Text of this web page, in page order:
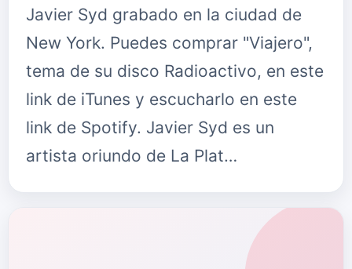
Javier Syd grabado en la ciudad de
New York. Puedes comprar "Viajero",
tema de su disco Radioactivo, en este
link de iTunes y escucharlo en este
link de Spotify. Javier Syd es un
artista oriundo de La Plat…